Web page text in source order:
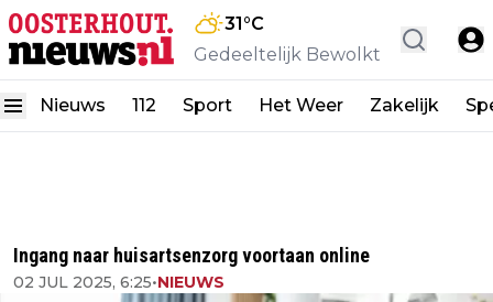
31°C
Gedeeltelijk Bewolkt
Nieuws 112 Sport Het Weer Zakelijk
Ingang naar huisartsenzorg voortaan online
02 JUL 2025, 6:25•NIEUWS